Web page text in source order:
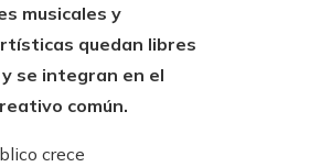
musicales y
quedan libres
se integran en el
común.
crece